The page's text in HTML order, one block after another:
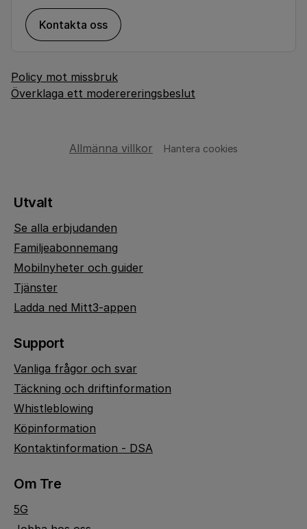
Kontakta oss
Policy mot missbruk
Överklaga ett moderereringsbeslut
Allmänna villkor Hantera cookies
Utvalt
Se alla erbjudanden
Familjeabonnemang
Mobilnyheter och guider
Tjänster
Ladda ned Mitt3-appen
Support
Vanliga frågor och svar
Täckning och driftinformation
Whistleblowing
Köpinformation
Kontaktinformation - DSA
Om Tre
5G